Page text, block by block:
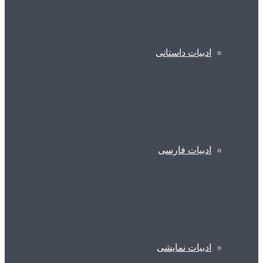
ادبیات داستانی
ادبیات فارسی
ادبیات نمایشی